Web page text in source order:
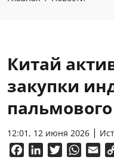
Китай
закупки
12:01, 12 июня 2026
FacebookLinkedInTwitter